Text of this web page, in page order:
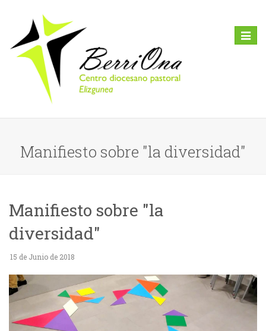
Toggle
Manifiesto sobre "la diversidad"
Manifiesto sobre "la
diversidad"
15 de Junio de 2018